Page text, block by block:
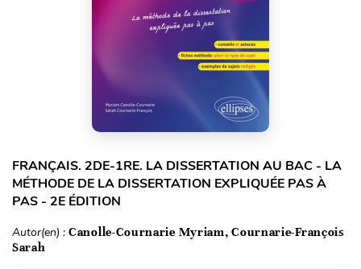
FRANÇAIS. 2DE-1RE. LA DISSERTATION AU BAC - LA
MÉTHODE DE LA DISSERTATION EXPLIQUÉE PAS À
PAS - 2E ÉDITION
Autor(en) : Canolle-Cournarie Myriam, Cournarie-François
Sarah